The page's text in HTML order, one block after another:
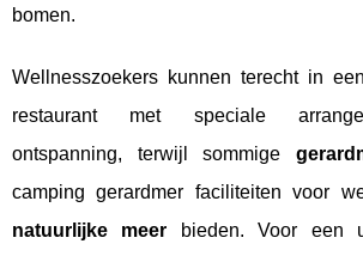
bomen.
Wellnesszoekers kunnen terecht in
restaurant met speciale
ontspanning, terwijl sommige
camping gerardmer faciliteiten voor
natuurlijke meer bieden. Voor een